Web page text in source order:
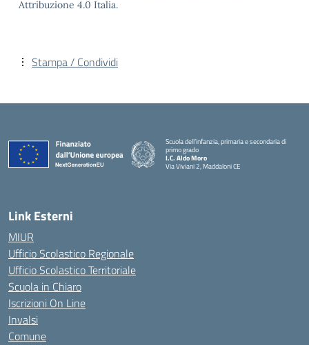
Attribuzione 4.0 Italia.
Stampa / Condividi
Scuola dell’infanzia, primaria e secondaria di
primo grado
I.C. Aldo Moro
Via Viviani 2, Maddaloni CE
Link Esterni
MIUR
Ufficio Scolastico Regionale
Ufficio Scolastico Territoriale
Scuola in Chiaro
Iscrizioni On Line
Invalsi
Comune